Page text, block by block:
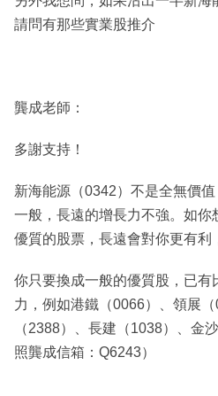
請問有那些實業股推介
龔成老師：
多謝支持！
新海能源（0342）不是全無價
一般，長遠的增長力不強。如你
優質的股票，長遠會對你更有利
你只要換成一般的優質股，已有
力，例如港鐵（0066）、領展
（2388）、長建（1038）、金
照龔成信箱：Q6243）